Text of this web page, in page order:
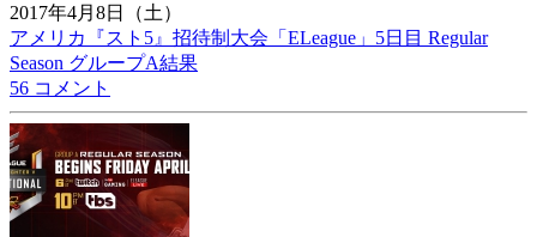
2017年4月8日（土）
アメリカ『スト5』招待制大会「ELeague」5日目 Regular
Season グループA結果
56 コメント